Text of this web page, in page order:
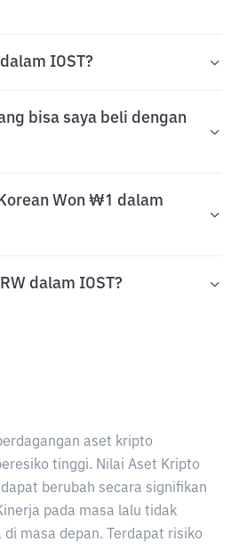
IOST?
bisa saya beli dengan
Won ₩1 dalam
dalam IOST?
aset kripto
tinggi. Nilai Aset Kripto
berubah secara signifikan
pada masa lalu tidak
masa depan. Terdapat risiko